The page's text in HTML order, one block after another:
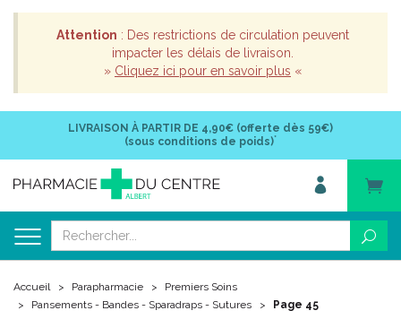
Attention : Des restrictions de circulation peuvent
impacter les délais de livraison.
» Cliquez ici pour en savoir plus «
LIVRAISON À PARTIR DE 4,90€ (offerte dès 59€)
(sous conditions de poids)*
Accueil Parapharmacie
Premiers Soins
Pansements - Bandes - Sparadraps - Sutures
Page 45